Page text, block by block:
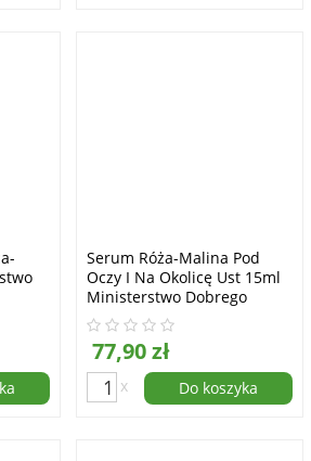
Serum Róża-Malina Pod
Oczy I Na Okolicę Ust 15ml
Ministerstwo Dobrego
Mydła
77,90 zł
x Do koszyka